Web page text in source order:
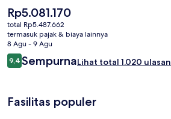
Harga
saat
ini
Rp5.081.170
Rp5.081.170
total Rp5.487.662
termasuk pajak & biaya lainnya
8 Agu - 9 Agu
Ulasan
9,49,4 dari 10
SempurnaLihat total 1.020 ulasan
Fasilitas populer